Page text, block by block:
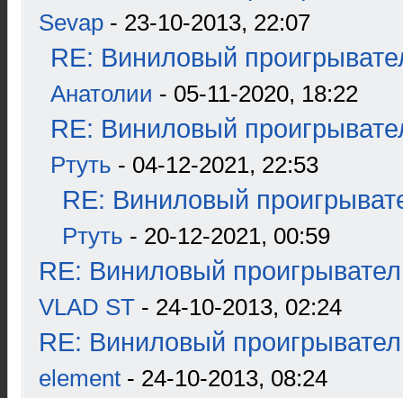
Sevap - 23-10-2013, 22:07
RE: Виниловый
Анатолии - 05-11-2020, 18:22
RE: Виниловый
Ртуть - 04-12-2021, 22:53
RE: Виниловый
Ртуть - 20-12-2021, 00:59
RE: Виниловый
VLAD ST - 24-10-2013, 02:24
RE: Виниловый
element - 24-10-2013, 08:24